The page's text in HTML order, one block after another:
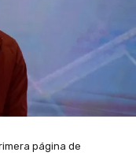
página de